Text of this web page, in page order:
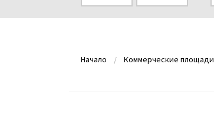
Начало Коммерческие площади